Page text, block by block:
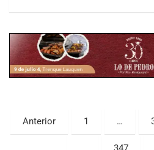
Paginación
de
Anterior 1 …
COBERTURA ESPECIAL DE E-
08/09-AGO
IAME SERIES ARGENTINA 6
Ramiro Tot (Asfalto)
Baradero (Buenos Aires)